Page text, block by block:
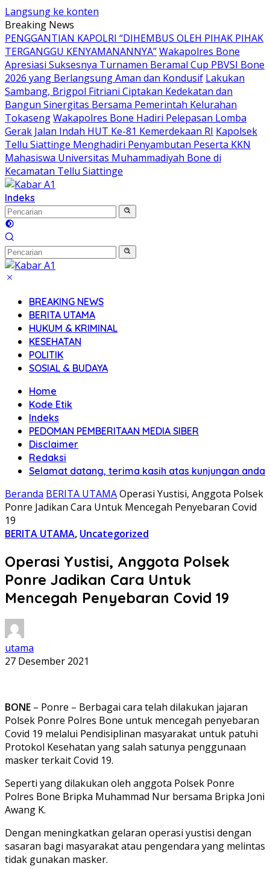
Langsung ke konten
Breaking News
PENGGANTIAN KAPOLRI “DIHEMBUS OLEH PIHAK PIHAK
TERGANGGU KENYAMANANNYA”Wakapolres Bone
Apresiasi Suksesnya Turnamen Beramal Cup PBVSI Bone
2026 yang Berlangsung Aman dan Kondusif Lakukan
Sambang, Brigpol Fitriani Ciptakan Kedekatan dan
Bangun Sinergitas Bersama Pemerintah Kelurahan
TokasengWakapolres Bone Hadiri Pelepasan Lomba
Gerak Jalan Indah HUT Ke-81 Kemerdekaan RI Kapolsek
Tellu Siattinge Menghadiri Penyambutan Peserta KKN
Mahasiswa Universitas Muhammadiyah Bone di
Kecamatan Tellu Siattinge
Indeks
BREAKING NEWS
BERITA UTAMA
HUKUM & KRIMINAL
KESEHATAN
POLITIK
SOSIAL & BUDAYA
Home
Kode Etik
Indeks
PEDOMAN PEMBERITAAN MEDIA SIBER
Disclaimer
Redaksi
Selamat datang, terima kasih atas kunjungan anda
Beranda BERITA UTAMAOperasi Yustisi, Anggota Polsek
Ponre Jadikan Cara Untuk Mencegah Penyebaran Covid
19
BERITA UTAMA, Uncategorized
Operasi Yustisi, Anggota Polsek
Ponre Jadikan Cara Untuk
Mencegah Penyebaran Covid 19
utama
27 Desember 2021
BONE – Ponre – Berbagai cara telah dilakukan jajaran
Polsek Ponre Polres Bone untuk mencegah penyebaran
Covid 19 melalui Pendisiplinan masyarakat untuk patuhi
Protokol Kesehatan yang salah satunya penggunaan
masker terkait Covid 19.
Seperti yang dilakukan oleh anggota Polsek Ponre
Polres Bone Bripka Muhammad Nur bersama Bripka Joni
Awang K.
Dengan meningkatkan gelaran operasi yustisi dengan
sasaran bagi masyarakat atau pengendara yang melintas
tidak gunakan masker.